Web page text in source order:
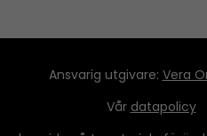
Ansvarig utgivare: Vera
Vår datapolicy